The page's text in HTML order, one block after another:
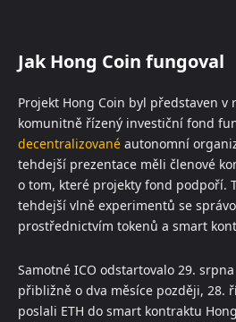
Jak Hong Coin fungoval
Projekt Hong Coin byl představen v
komunitně řízený investiční fond
decentralizované autonomní
tehdejší prezentace měli členové
o tom, které projekty fond podpoří.
tehdejší vlně experimentů se
prostřednictvím tokenů a smart
Samotné ICO odstartovalo 29.
přibližně o dva měsíce později, 28.
poslali ETH do smart kontraktu